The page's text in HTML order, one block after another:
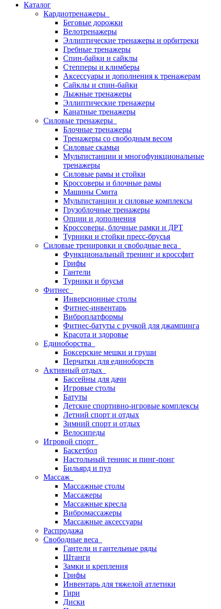
Каталог
Кардиотренажеры
Беговые дорожки
Велотренажеры
Эллиптические тренажеры и орбитреки
Гребные тренажеры
Спин-байки и сайклы
Степперы и климберы
Аксессуары и дополнения к тренажерам
Сайклы и спин-байки
Лыжные тренажеры
Эллиптические тренажеры
Канатные тренажеры
Силовые тренажеры
Блочные тренажеры
Тренажеры со свободным весом
Силовые скамьи
Мультистанции и многофункциональные
тренажеры
Силовые рамы и стойки
Кроссоверы и блочные рамы
Машины Смита
Мультистанции и силовые комплексы
Грузоблочные тренажеры
Опции и дополнения
Кроссоверы, блочные рамки и ДРТ
Турники и стойки пресс-брусья
Силовые тренировки и свободные веса
Функциональный тренинг и кроссфит
Грифы
Гантели
Турники и брусья
Фитнес
Инверсионные столы
Фитнес-инвентарь
Виброплатформы
Фитнес-батуты с ручкой для джампинга
Красота и здоровье
Единоборства
Боксерские мешки и груши
Перчатки для единоборств
Активный отдых
Бассейны для дачи
Игровые столы
Батуты
Детские спортивно-игровые комплексы
Летний спорт и отдых
Зимний спорт и отдых
Велосипеды
Игровой спорт
Баскетбол
Настольный теннис и пинг-понг
Бильярд и пул
Массаж
Массажные столы
Массажеры
Массажные кресла
Вибромассажеры
Массажные аксессуары
Распродажа
Свободные веса
Гантели и гантельные ряды
Штанги
Замки и крепления
Грифы
Инвентарь для тяжелой атлетики
Гири
Диски